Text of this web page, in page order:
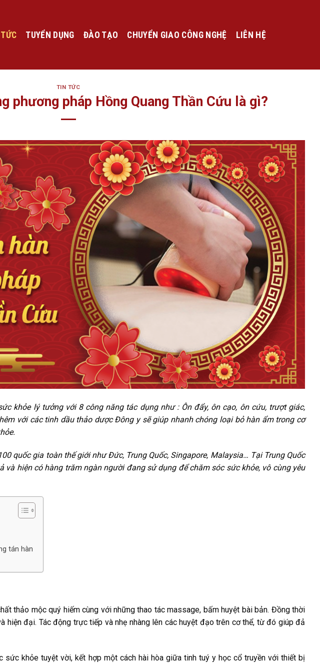
TUYỂN DỤNG ĐÀO TẠO CHUYỂN GIAO CÔNG NGHỆ LIÊN HỆ
TIN TỨC
phương pháp Hồng Quang Thần Cứu là gì?
khỏe lý tưởng với 8 công năng tác dụng như : Ôn đẩy, ôn cạo, ôn cứu, trượt giác,
với các tinh dầu thảo dược Đông y sẽ giúp nhanh chóng loại bỏ hàn ẩm trong cơ
quốc gia toàn thế giới như Đức, Trung Quốc, Singapore, Malaysia… Tại Trung Quốc
và hiện có hàng trăm ngàn người đang sử dụng để chăm sóc sức khỏe, vô cùng yêu
tán hàn
thảo mộc quý hiếm cùng với những thao tác massage, bấm huyệt bài bản. Đồng thời
hiện đại. Tác động trực tiếp và nhẹ nhàng lên các huyệt đạo trên cơ thể, từ đó giúp đả
khỏe tuyệt vời, kết hợp một cách hài hòa giữa tinh tuý y học cổ truyền với thiết bị